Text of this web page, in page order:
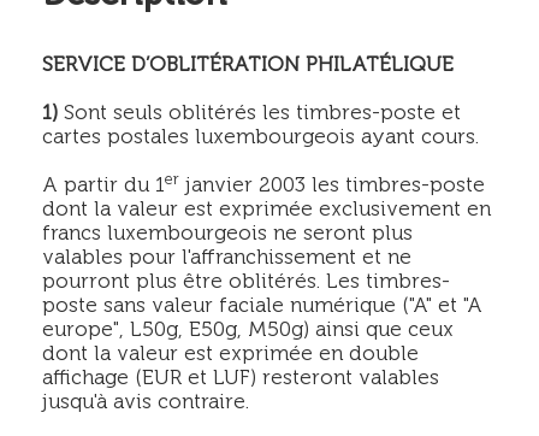
SERVICE D’OBLITÉRATION PHILATÉLIQUE
1) Sont seuls oblitérés les timbres-poste et
cartes postales luxembourgeois ayant cours.
A partir du 1er janvier 2003 les timbres-poste
dont la valeur est exprimée exclusivement en
francs luxembourgeois ne seront plus
valables pour l'affranchissement et ne
pourront plus être oblitérés. Les timbres-
poste sans valeur faciale numérique ("A" et "A
europe", L50g, E50g, M50g) ainsi que ceux
dont la valeur est exprimée en double
affichage (EUR et LUF) resteront valables
jusqu'à avis contraire.